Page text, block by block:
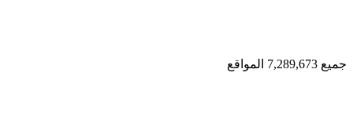
جميع 7,289,673 المواقع